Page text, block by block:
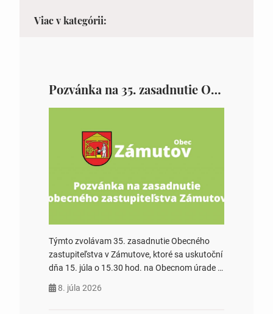
Viac v kategórii:
Pozvánka na 35. zasadnutie OZ v Zámutove
Týmto zvolávam 35. zasadnutie Obecného
zastupiteľstva v Zámutove, ktoré sa uskutoční
dňa 15. júla o 15.30 hod. na Obecnom úrade v
rokovania 2. Schválenie návrhovej komisie a
8. júla 2026